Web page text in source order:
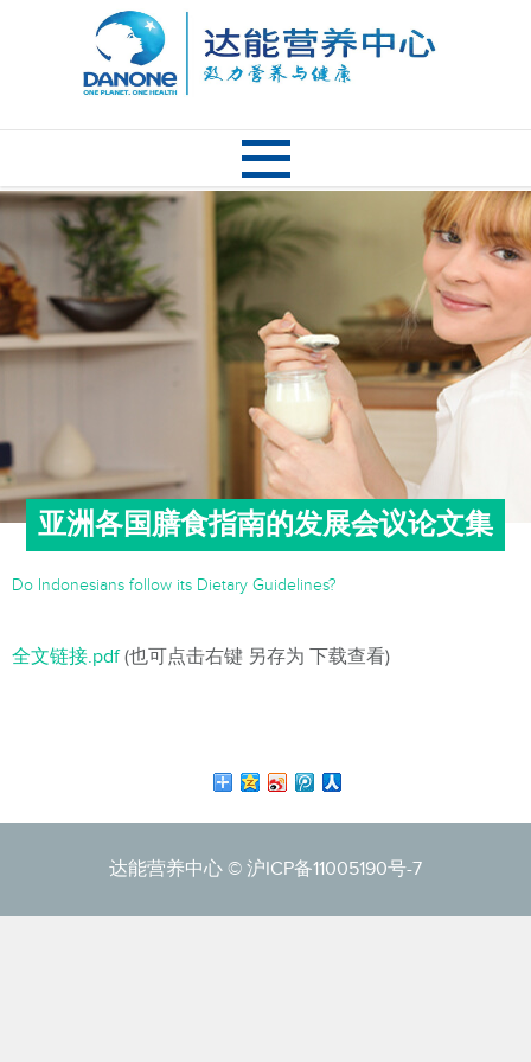
亚洲各国膳食指南的发展会议论文集
Do Indonesians follow its Dietary Guidelines?
全文链接.pdf(也可点击右键 另存为 下载查看)
达能营养中心 © 沪ICP备11005190号-7